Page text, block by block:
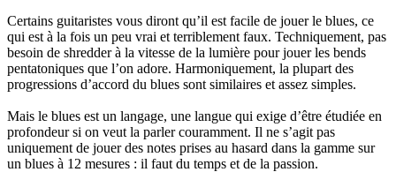
Certains guitaristes vous diront qu’il est facile de jouer le blues, ce
qui est à la fois un peu vrai et terriblement faux. Techniquement, pas
besoin de shredder à la vitesse de la lumière pour jouer les bends
pentatoniques que l’on adore. Harmoniquement, la plupart des
progressions d’accord du blues sont similaires et assez simples.
Mais le blues est un langage, une langue qui exige d’être étudiée en
profondeur si on veut la parler couramment. Il ne s’agit pas
uniquement de jouer des notes prises au hasard dans la gamme sur
un blues à 12 mesures : il faut du temps et de la passion.